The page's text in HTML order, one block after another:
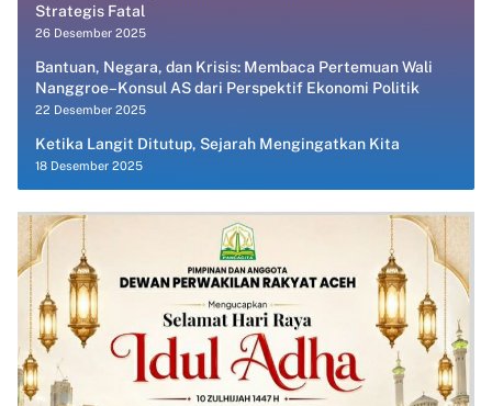
Strategis Fatal
26 Desember 2025
Bantuan, Negara, dan Krisis: Membaca Pertemuan Wali
Nanggroe–Konsul AS dari Perspektif Ekonomi Politik
22 Desember 2025
Ketika Langit Ditutup, Sejarah Mengingatkan Kita
18 Desember 2025